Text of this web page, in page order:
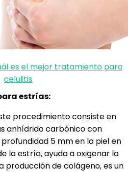
es el mejor tratamiento para
celulitis
estrías:
procedimiento consiste en
anhídrido carbónico con
profundidad 5 mm en la piel en
la estría, ayuda a oxigenar la
producción de colágeno, es un